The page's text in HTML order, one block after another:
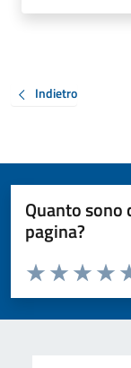
Indietro
Quanto sono
pagina?
Valuta da 1 a 5 stelle
Valuta 3
Valuta 2
Valuta 1 stelle